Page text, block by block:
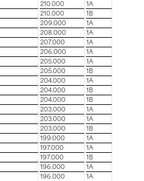
210.000
1A
210.000
1B
209.000
1A
208.000
1A
207.000
1A
206.000
1A
205.000
1A
205.000
1B
204.000
1A
204.000
1B
204.000
1B
203.000
1A
203.000
1A
203.000
1B
199.000
1A
197.000
1A
197.000
1B
196.000
1A
196.000
1A